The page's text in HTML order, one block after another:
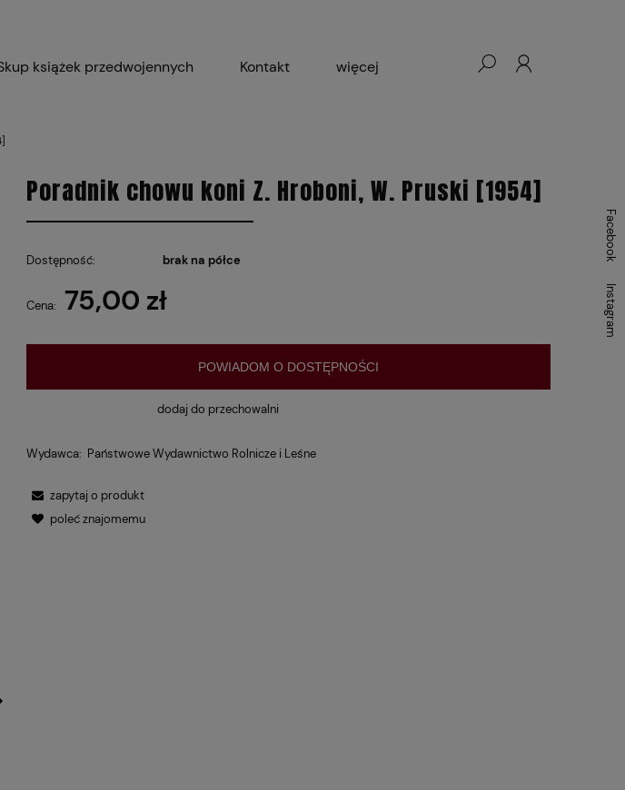
książek przedwojennych Kontakt więcej
Poradnik chowu koni Z. Hroboni, W. Pruski [1954]
Dostępność: brak na półce
Cena: 75,00 zł
POWIADOM O DOSTĘPNOŚCI
dodaj do przechowalni
Wydawca: Państwowe Wydawnictwo Rolnicze i Leśne
zapytaj o produkt
poleć znajomemu
Facebook
Instagram